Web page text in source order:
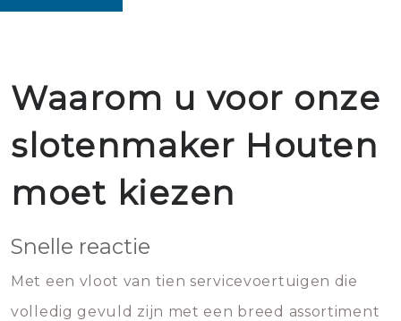
Waarom u voor onze
slotenmaker Houten
moet kiezen
Snelle reactie
Met een vloot van tien servicevoertuigen die
volledig gevuld zijn met een breed assortiment